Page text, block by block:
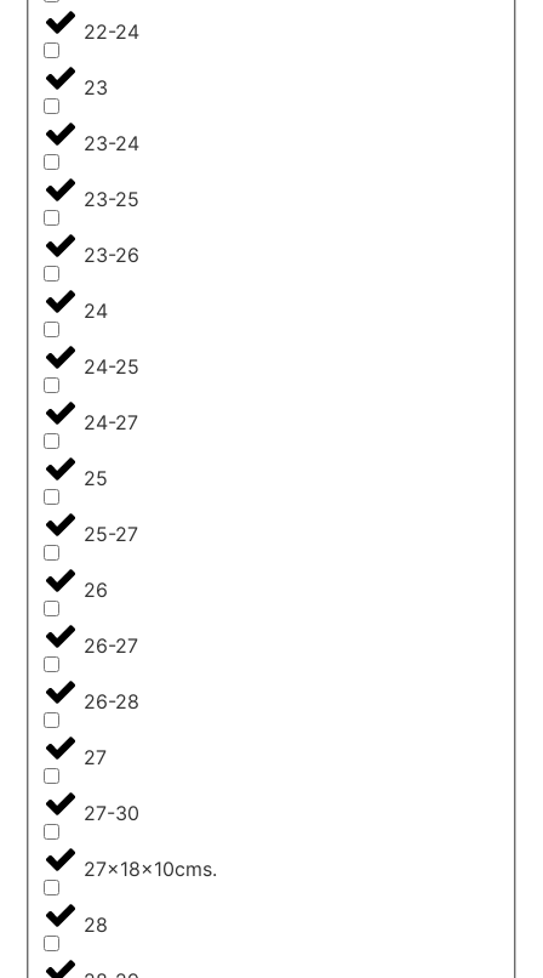
22-24
23
23-24
23-25
23-26
24
24-25
24-27
25
25-27
26
26-27
26-28
27
27-30
27x18x10cms.
28